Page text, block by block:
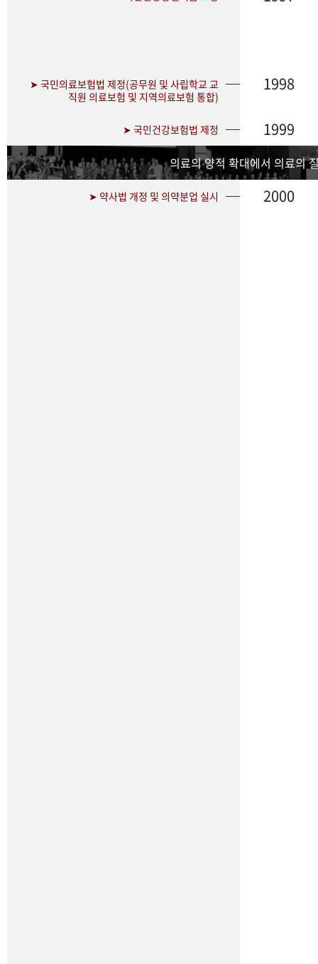
➤ 국민의료보험법 제정(공무원 및 사립학교 교
직원 의료보험 및 지역의료보험 통합)
1998
➤ 국민건강보험법 제정 1999
의료의 양적 확대에서 의료의
➤ 약사법 개정 및 의약분업 실시 2000